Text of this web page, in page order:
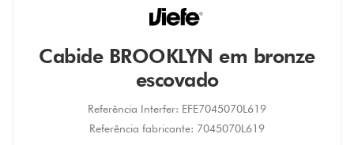
Cabide BROOKLYN em bronze
escovado
Referência Interfer: EFE7045070L619
Referência fabricante: 7045070L619